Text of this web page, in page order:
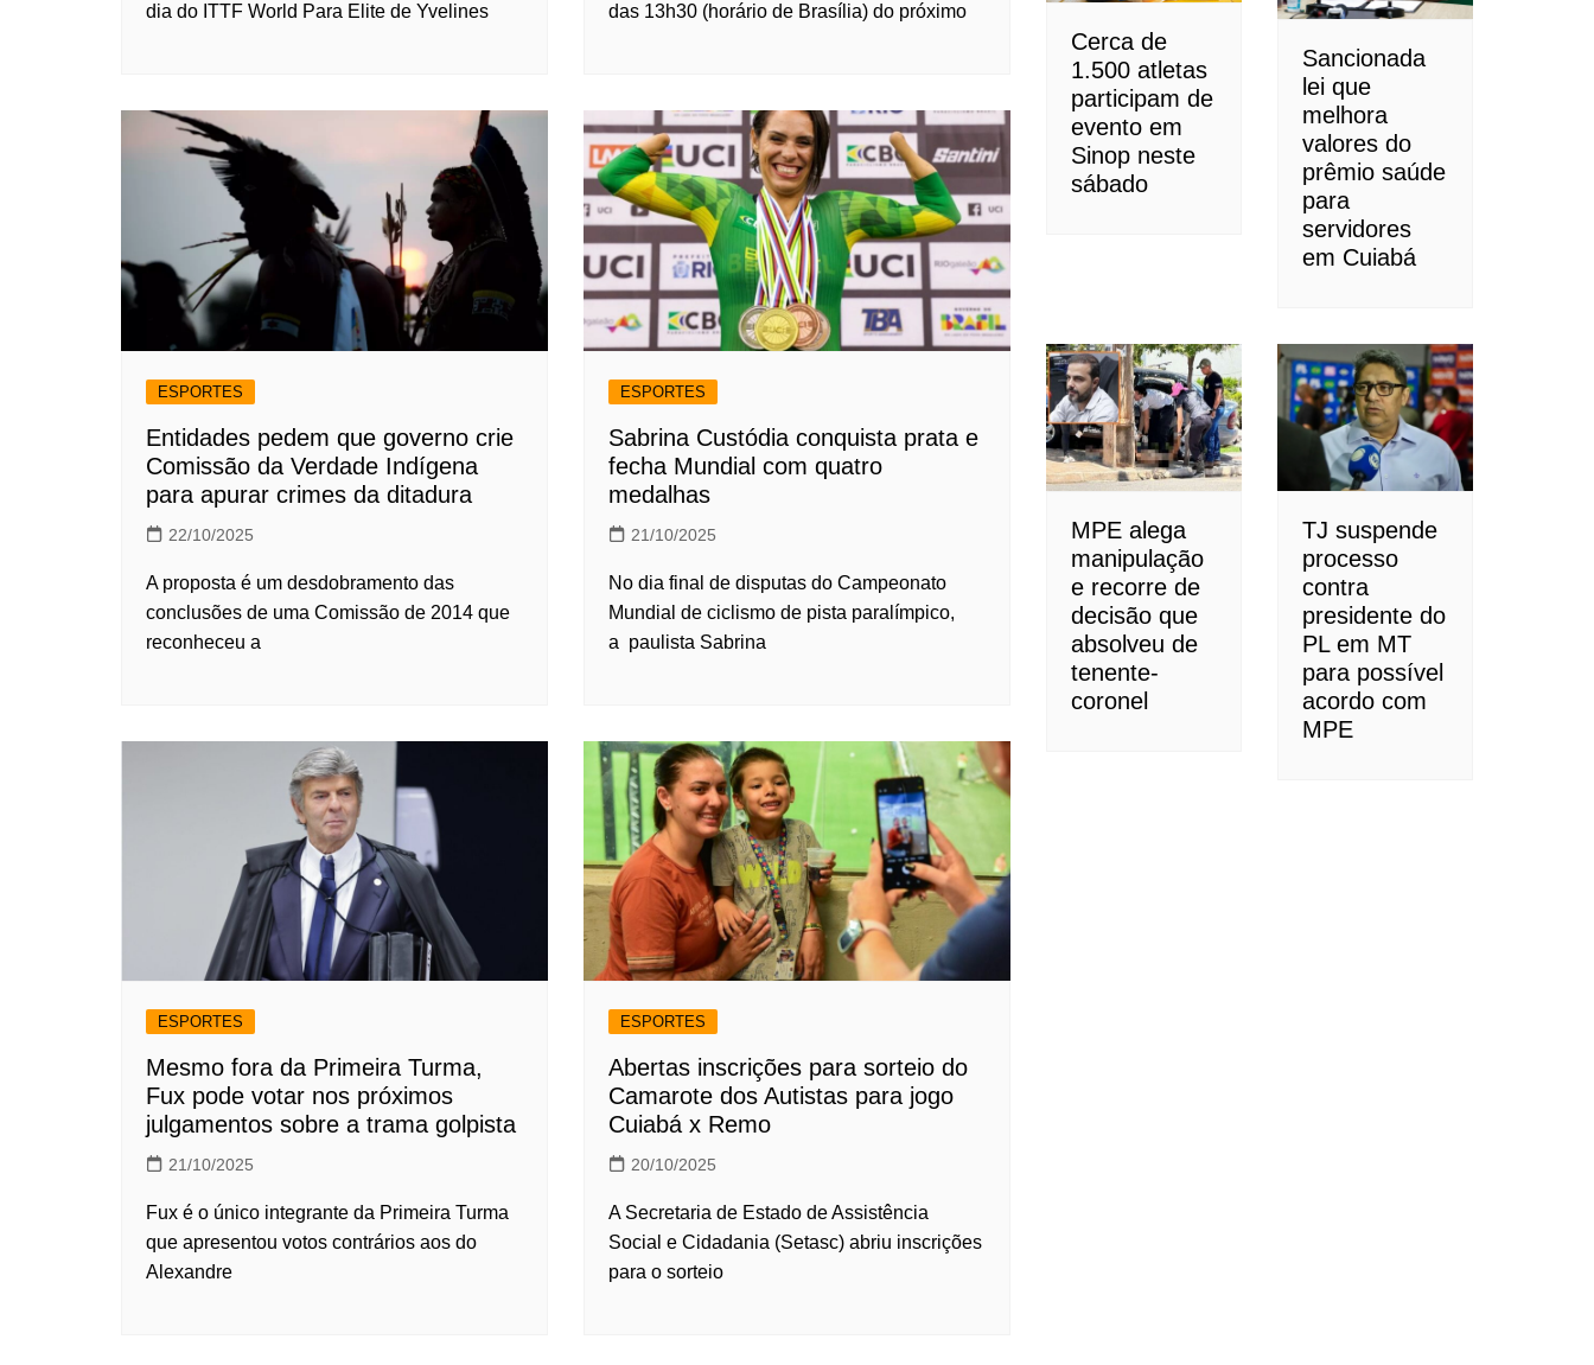
dia do ITTF World Para Elite de Yvelines
das 13h30 (horário de Brasília) do próximo
ESPORTES
Entidades pedem que governo crie
Comissão da Verdade Indígena
para apurar crimes da ditadura
22/10/2025
A proposta é um desdobramento das
conclusões de uma Comissão de 2014 que
reconheceu a
ESPORTES
Sabrina Custódia conquista prata e
fecha Mundial com quatro
medalhas
21/10/2025
No dia final de disputas do Campeonato
Mundial de ciclismo de pista paralímpico,
a paulista Sabrina
ESPORTES
Mesmo fora da Primeira Turma,
Fux pode votar nos próximos
julgamentos sobre a trama golpista
21/10/2025
Fux é o único integrante da Primeira Turma
que apresentou votos contrários aos do
Alexandre
ESPORTES
Abertas inscrições para sorteio do
Camarote dos Autistas para jogo
Cuiabá x Remo
20/10/2025
A Secretaria de Estado de Assistência
Social e Cidadania (Setasc) abriu inscrições
para o sorteio
Cerca de
1.500 atletas
participam de
evento em
Sinop neste
sábado
Sancionada
lei que
melhora
valores do
prêmio saúde
para
servidores
em Cuiabá
MPE alega
manipulação
e recorre de
decisão que
absolveu de
tenente-
coronel
TJ suspende
processo
contra
presidente do
PL em MT
para possível
acordo com
MPE